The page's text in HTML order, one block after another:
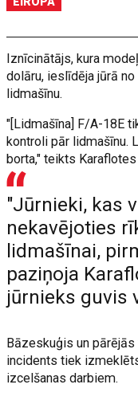
Iznīcinātājs, kura
dolāru, ieslīdēja jūrā
lidmašīnu.
"[Lidmašīna] F/A-18E
kontroli pār lidmašīnu.
borta," teikts
"Jūrnieki, kas
nekavējoties
lidmašīnai,
paziņoja
jūrnieks guvis
Bāzeskuģis un
incidents tiek
izcelšanas darbiem.